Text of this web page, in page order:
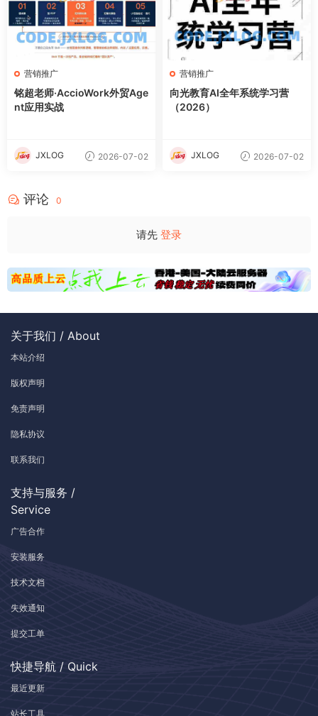
营销推广
铭超老师·AccioWork外贸Age
nt应用实战
JXLOG 2026-07-02
营销推广
向光教育AI全年系统学习营
（2026）
JXLOG 2026-07-02
评论 0
请先 登录
关于我们 / About
本站介绍
版权声明
免责声明
隐私协议
联系我们
支持与服务 /
Service
广告合作
安装服务
技术文档
失效通知
提交工单
快捷导航 / Quick
最近更新
站长工具